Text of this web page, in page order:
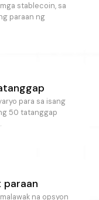
stablecoin, sa
paraan ng
para sa isang
50 tatanggap
paraan
na opsyon